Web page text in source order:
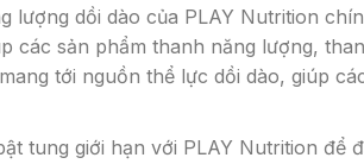
lượng dồi dào của PLAY Nutrition
các sản phẩm thanh năng lượng,
tới nguồn thể lực dồi dào, giúp
tung giới hạn với PLAY Nutrition để